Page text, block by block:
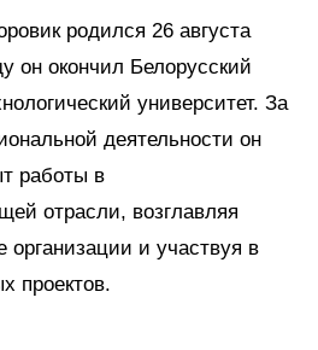
родился 26 августа
он окончил Белорусский
университет. За
деятельности он
работы в
отрасли, возглавляя
организации и участвуя в
проектов.